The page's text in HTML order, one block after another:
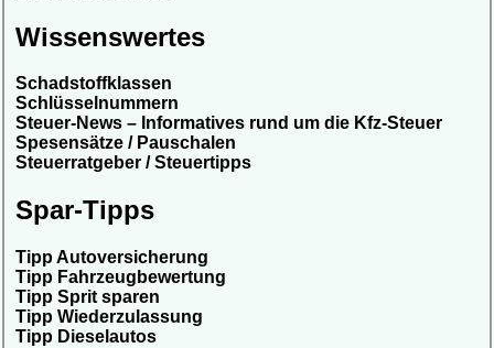
Wissenswertes
Schadstoffklassen
Schlüsselnummern
Steuer-News – Informatives rund um die Kfz-Steuer
Spesensätze / Pauschalen
Steuerratgeber / Steuertipps
Spar-Tipps
Tipp Autoversicherung
Tipp Fahrzeugbewertung
Tipp Sprit sparen
Tipp Wiederzulassung
Tipp Dieselautos